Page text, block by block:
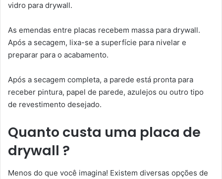
vidro para drywall.
As emendas entre placas recebem massa para drywall.
Após a secagem, lixa-se a superfície para nivelar e
preparar para o acabamento.
Após a secagem completa, a parede está pronta para
receber pintura, papel de parede, azulejos ou outro tipo
de revestimento desejado.
Quanto custa uma placa de
drywall ?
Menos do que você imagina! Existem diversas opções de